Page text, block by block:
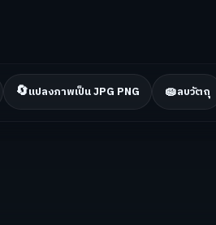
🔄แปลงภาพเป็น JPG PNG 🧽ลบวัตถุ